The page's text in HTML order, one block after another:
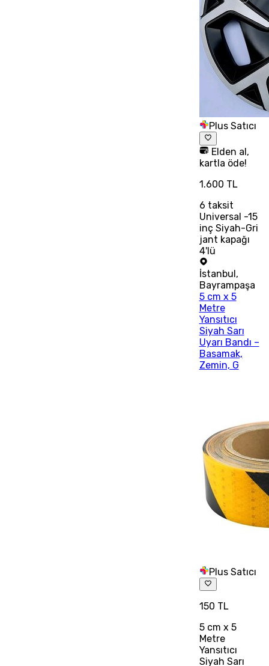
Plus Satıcı
Elden al,
kartla öde!
1.600 TL
6 taksit
Universal -15
inç Siyah-Gri
jant kapağı
4'lü
İstanbul,
Bayrampaşa
5 cm x 5
Metre
Yansıtıcı
Siyah Sarı
Uyarı Bandı –
Basamak,
Zemin, G
Plus Satıcı
150 TL
5 cm x 5
Metre
Yansıtıcı
Siyah Sarı